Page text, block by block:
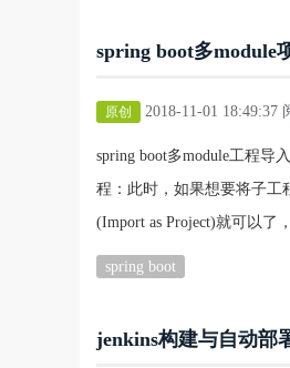
spring boot多module
原创 2018-11-01 18:49:37
spring boot多module工程导
程：此时，如果想要将子工
(Import as Project)就可以了
spring boot
jenkins构建与自动部